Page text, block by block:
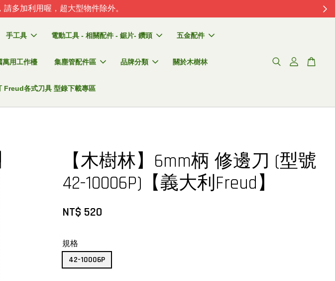
多加利用喔，超大型物件除外。
手工具 電動工具 - 相關配件 - 鋸片- 鑽頭 五金配件
萬用工作檯 集塵管配件區 品牌分類 關於木樹林
Freud各式刀具 型錄下載專區
【木樹林】6mm柄 修邊刀 (型號
42-10006P)【義大利Freud】
NT$ 520
規格
42-10006P